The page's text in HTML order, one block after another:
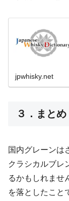
jpwhisky.net
３．まとめ
国内グレーンは
クラシカルブレ
るかもしれませ
を落としたこと